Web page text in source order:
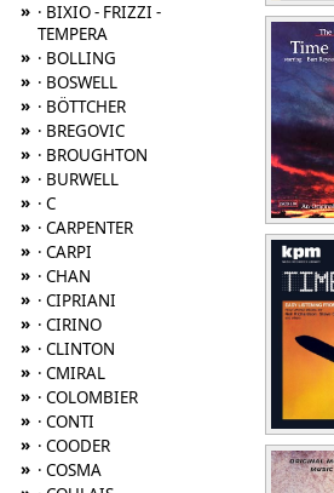
» · BIXIO - FRIZZI -
TEMPERA
» · BOLLING
» · BOSWELL
» · BÖTTCHER
» · BREGOVIC
» · BROUGHTON
» · BURWELL
» · C
» · CARPENTER
» · CARPI
» · CHAN
» · CIPRIANI
» · CIRINO
» · CLINTON
» · CMIRAL
» · COLOMBIER
» · CONTI
» · COODER
» · COSMA